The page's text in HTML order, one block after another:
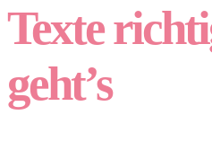
Texte
geht’s